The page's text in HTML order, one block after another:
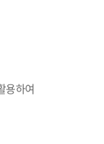
용하여